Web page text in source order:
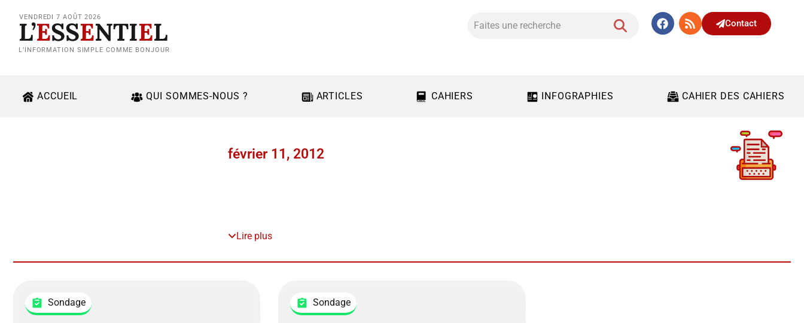
VENDREDI 7 AOÛT 2026
L’ESSENTIEL
L’INFORMATION SIMPLE COMME BONJOUR
Contact
ACCUEIL QUI SOMMES-NOUS ? ARTICLES CAHIERS INFOGRAPHIES CAHIER DES CAHIERS
février 11, 2012
Lire plus
Sondage Sondage